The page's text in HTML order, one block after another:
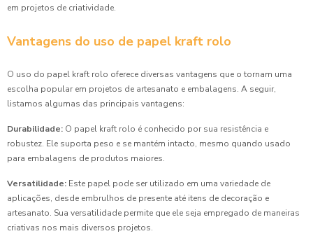
em projetos de criatividade.
Vantagens do uso de papel kraft rolo
O uso do papel kraft rolo oferece diversas vantagens que o tornam uma
escolha popular em projetos de artesanato e embalagens. A seguir,
listamos algumas das principais vantagens:
Durabilidade: O papel kraft rolo é conhecido por sua resistência e
robustez. Ele suporta peso e se mantém intacto, mesmo quando usado
para embalagens de produtos maiores.
Versatilidade: Este papel pode ser utilizado em uma variedade de
aplicações, desde embrulhos de presente até itens de decoração e
artesanato. Sua versatilidade permite que ele seja empregado de maneiras
criativas nos mais diversos projetos.